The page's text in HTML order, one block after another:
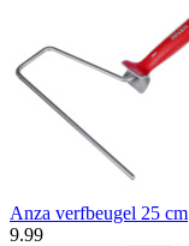
Anza verfbeugel 25 cm
9.99